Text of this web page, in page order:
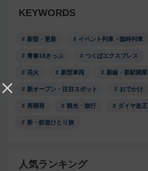
KEYWORDS
新型・更新 イベント列車・臨時列車
青春18きっぷ つくばエクスプレス
花火 新型車両 新線・新駅開業
新オープン・注目スポット おでかけ
再開発 観光・旅行 ダイヤ改正
新・鉄道ひとり旅
人気ランキング